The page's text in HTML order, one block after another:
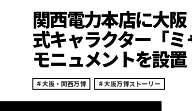
関西電力本店に大
式キャラクター「ミ
モニュメントを設置
大阪・関西万博 大阪万博ストーリー